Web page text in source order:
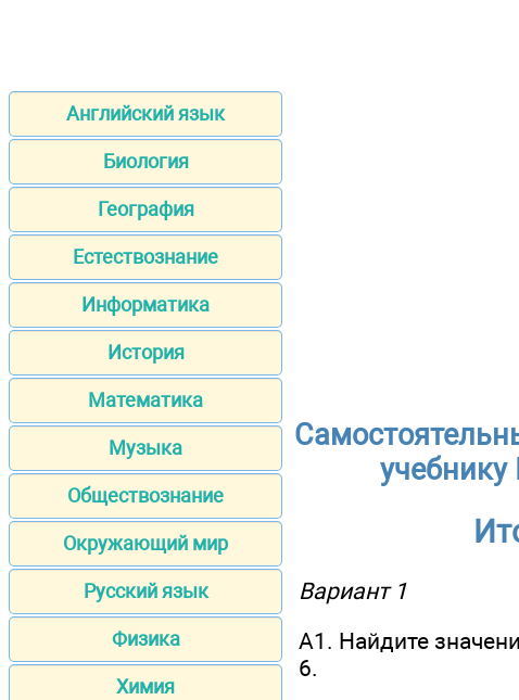
Английский язык
Биология
География
Естествознание
Информатика
История
Математика
Музыка
Обществознание
Окружающий мир
Русский язык
Физика
Химия
Вариант 1
А1. Найдите
6.